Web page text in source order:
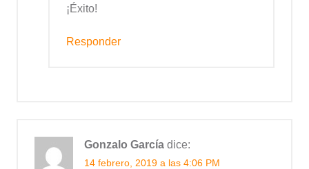
¡Éxito!
Responder
Gonzalo García dice:
14 febrero, 2019 a las 4:06 PM